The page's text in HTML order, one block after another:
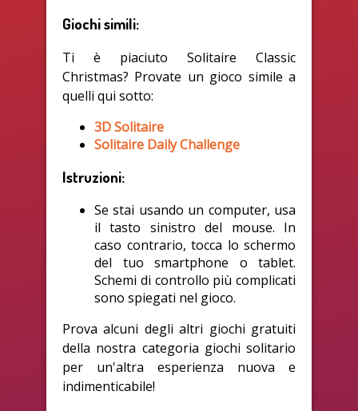
Giochi simili:
Ti è piaciuto Solitaire Classic
Christmas? Provate un gioco simile a
quelli qui sotto:
3D Solitaire
Solitaire Daily Challenge
Istruzioni:
Se stai usando un computer, usa
il tasto sinistro del mouse. In
caso contrario, tocca lo schermo
del tuo smartphone o tablet.
Schemi di controllo più complicati
sono spiegati nel gioco.
Prova alcuni degli altri giochi gratuiti
della nostra categoria giochi solitario
per un'altra esperienza nuova e
indimenticabile!